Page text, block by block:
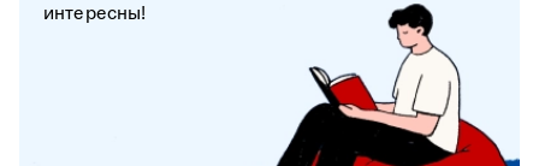
интересны!